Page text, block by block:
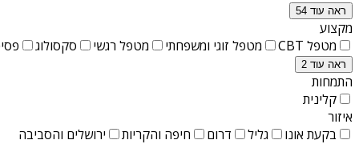
ראה עוד 54
מקצוע
מטפל CBT
מטפל זוגי ומשפחתי מטפל רגשי סקסולוג
ראה עוד 2
התמחות
קלינית
איזור
בקעת אונו
גליל דרום חיפה והקריות ירושלים והסביבה